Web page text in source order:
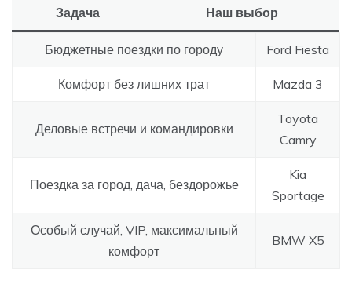
Задача Наш выбор
Бюджетные поездки по городу Ford Fiesta
Комфорт без лишних трат Mazda 3
Деловые встречи и командировки
Toyota
Camry
Поездка за город, дача, бездорожье
Kia
Sportage
Особый случай, VIP, максимальный
комфорт
BMW X5